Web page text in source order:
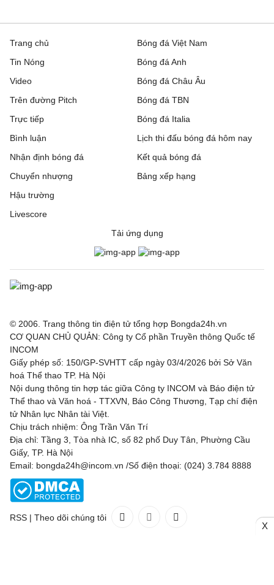
Trang chủ
Tin Nóng
Video
Trên đường Pitch
Trực tiếp
Bóng đá Việt Nam
Bóng đá Anh
Bóng đá Châu Âu
Bóng đá TBN
Bóng đá Italia
Bình luận
Nhận định bóng đá
Chuyển nhượng
Hậu trường
Livescore
Lịch thi đấu bóng đá hôm nay
Kết quả bóng đá
Bảng xếp hạng
Tải ứng dụng
© 2006. Trang thông tin điện tử tổng hợp Bongda24h.vn
CƠ QUAN CHỦ QUẢN: Công ty Cổ phần Truyền thông Quốc tế
INCOM
Giấy phép số: 150/GP-SVHTT cấp ngày 03/4/2026 bởi Sở Văn
hoá Thể thao TP. Hà Nội
Nội dung thông tin hợp tác giữa Công ty INCOM và Báo điện tử
Thể thao và Văn hoá - TTXVN, Báo Công Thương, Tạp chí điện
tử Nhân lực Nhân tài Việt.
Chịu trách nhiệm: Ông Trần Văn Trí
Địa chỉ: Tầng 3, Tòa nhà IC, số 82 phố Duy Tân, Phường Cầu
Giấy, TP. Hà Nội
Email: bongda24h@incom.vn /Số điện thoại: (024) 3.784 8888
RSS | Theo dõi chúng tôi
X